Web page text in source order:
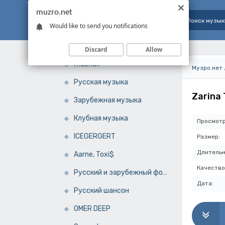
Главная
Русская музыка
Зарубежная музыка
Клубная музыка
ICEGERGERT
Aarne, Toxi$
Русский и зарубежный фонк
Русский шансон
OMER DEEP
Музро.нет
Zarina
Размер:
Дата:
muzro.net
Would like to send you notifications
Discard Allow